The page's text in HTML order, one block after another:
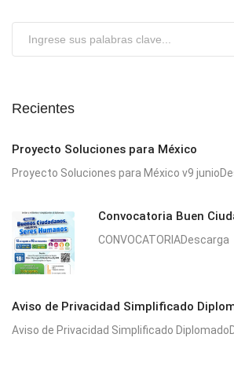
Recientes
Proyecto Soluciones para México
Proyecto Soluciones para México v9
Convocatoria Buen
CONVOCATORIADescarga
Aviso de Privacidad Simplificado
Aviso de Privacidad Simplificado